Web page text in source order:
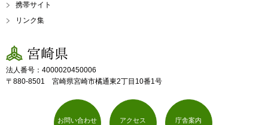
携帯サイト
リンク集
宮崎県
法人番号：4000020450006
〒880-8501 宮崎県宮崎市橘通東2丁目10番1号
お問い合わせ アクセス 庁舎案内